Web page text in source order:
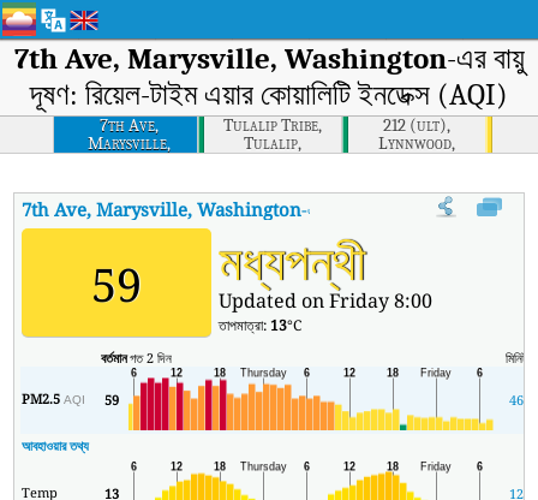
7th Ave, Marysville, Washington-এর বায়ু
দূষণ: রিয়েল-টাইম এয়ার কোয়ালিটি ইনডেক্স (AQI)
7th Ave,
Marysville,
Washington
Tulalip Tribe,
Tulalip,
Washington
212 (ult),
Lynnwood,
Washington
7th Ave, Marysville, Washington-এর AQI 7th Ave, Marysville,
59 মধ্যপন্থী
Updated on Friday 8:00
তাপমাত্রা: 13°C
বর্তমানগত 2 দিন মিনিট
PM2.5AQI 59 46
আবহাওয়ার তথ্য
Temp 13 12